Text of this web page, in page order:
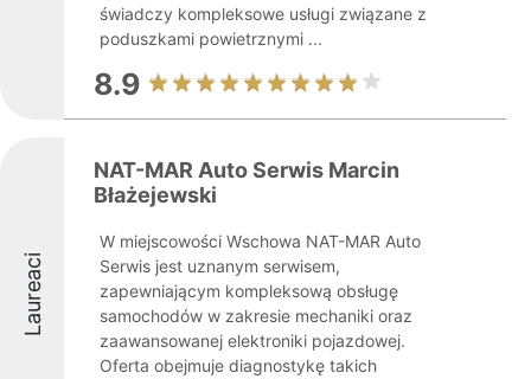
świadczy kompleksowe usługi związane z
poduszkami powietrznymi ...
8.9
Laureaci
NAT-MAR Auto Serwis Marcin
Błażejewski
W miejscowości Wschowa NAT-MAR Auto
Serwis jest uznanym serwisem,
zapewniającym kompleksową obsługę
samochodów w zakresie mechaniki oraz
zaawansowanej elektroniki pojazdowej.
Oferta obejmuje diagnostykę takich